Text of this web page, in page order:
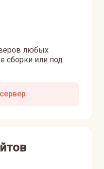
любых
сборки или под